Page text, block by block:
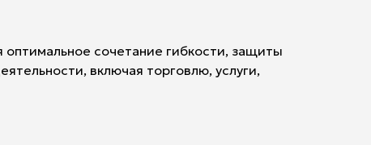
сочетание гибкости, защиты
включая торговлю, услуги,